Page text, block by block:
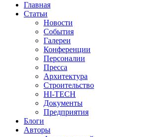
Главная
Статьи
Новости
События
Галереи
Конференции
Персоналии
Пресса
Архитектура
Строительство
HI-TECH
Документы
Предприятия
Блоги
Авторы